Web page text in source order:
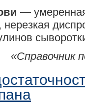
—
«Справочник